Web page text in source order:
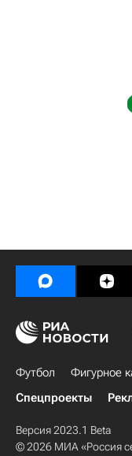
Футбол Фигурное
Спецпроекты
Версия 2023.1 Beta
© 2026 МИА «Россия